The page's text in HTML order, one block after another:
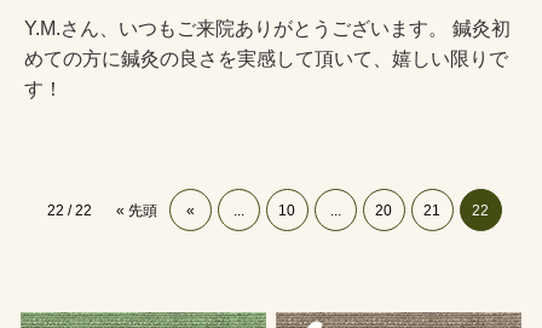
Y.M.さん、いつもご来院ありがとうございます。 鍼灸初
めての方に鍼灸の良さを実感して頂いて、嬉しい限りで
す！
22 / 22 « 先頭 « 10 20 21 22